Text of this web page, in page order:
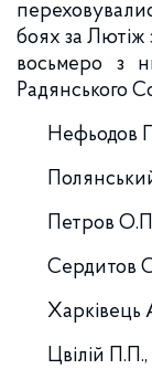
боях за Лютіж
восьмеро з
Радянського
Нефьодов
Петров
Сердитов
Харківець
Цвілій П.П.,